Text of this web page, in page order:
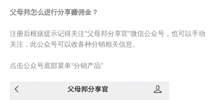
父母邦怎么进行分享赚佣金？
注册后根据提示记得关注“父母邦分享官”微信公众号，也可以手动
关注，此公众号可以收各种分销相关信息。
点击公众号底部菜单“分销产品”